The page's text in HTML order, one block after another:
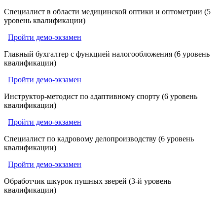
Специалист в области медицинской оптики и оптометрии (5
уровень квалификации)
Пройти демо-экзамен
Главный бухгалтер с функцией налогообложения (6 уровень
квалификации)
Пройти демо-экзамен
Инструктор-методист по адаптивному спорту (6 уровень
квалификации)
Пройти демо-экзамен
Специалист по кадровому делопроизводству (6 уровень
квалификации)
Пройти демо-экзамен
Обработчик шкурок пушных зверей (3-й уровень
квалификации)